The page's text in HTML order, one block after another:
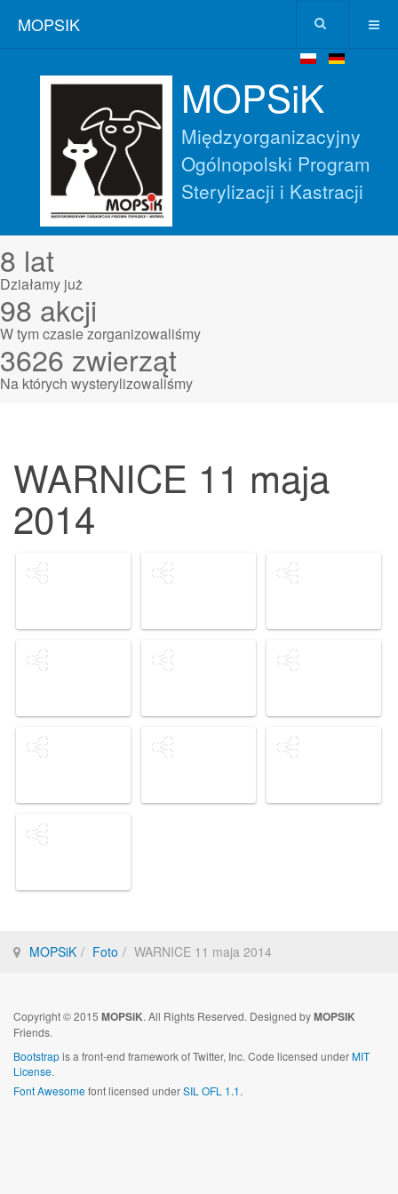
MOPSIK
MOPSiK
Międzyorganizacyjny
Ogólnopolski Program
Sterylizacji i Kastracji
8 lat
Działamy już
98 akcji
W tym czasie zorganizowaliśmy
3626 zwierząt
Na których wysterylizowaliśmy
WARNICE 11 maja
2014
MOPSiK Foto WARNICE 11 maja 2014
Copyright © 2015 MOPSiK. All Rights Reserved. Designed byMOPSIK
Friends.
Bootstrapis a front-end framework of Twitter, Inc. Code licensed underMIT
License.
Font Awesomefont licensed underSIL OFL 1.1.